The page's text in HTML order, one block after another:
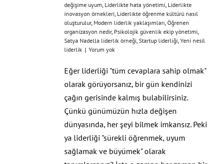
değişime uyum, Liderlikte hata yönetimi, Liderlikte
inovasyon örnekleri, Liderlikte öğrenme kültürü nasıl
oluşturulur, Modern liderlik yaklaşımları, Öğrenen
organizasyon nedir, Psikolojik güvenlik ekip yönetimi,
Satya Nadella liderlik örneği, Startup liderliği, Yeni nesil
liderlik | Yorum yok
Eğer liderliği "tüm cevaplara sahip olmak"
olarak görüyorsanız, bir gün kendinizi
çağın gerisinde kalmış bulabilirsiniz.
Çünkü günümüzün hızla değişen
dünyasında, her şeyi bilmek imkansız. Peki
ya liderliği "sürekli öğrenmek, uyum
sağlamak ve büyümek" olarak